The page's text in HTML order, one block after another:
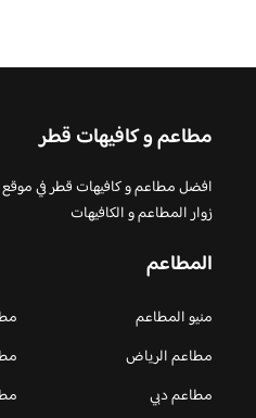
مطاعم و كافيهات قطر
افضل مطاعم و كافيهات قطر في
زوار المطاعم و الكافيهات
المطاعم
منيو المطاعم
مطاعم الرياض
مطاعم دبي